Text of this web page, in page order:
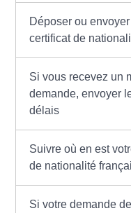
Déposer ou
certificat de
Si vous recevez un
demande, envoyer
délais
Suivre où en est
de nationalité
Si votre demande